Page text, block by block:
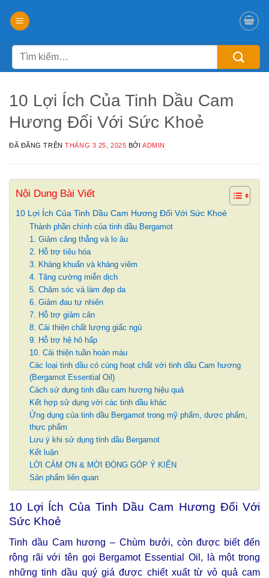
đến
dungTìm
kiếm:
10 Lợi Ích Của Tinh Dầu Cam
Hương Đối Với Sức Khoẻ
ĐÃ ĐĂNG TRÊNTHÁNG 3 25, 2025 BỞIADMIN
Nội Dung Bài Viết
10 Lợi Ích Của Tinh Dầu Cam Hương Đối Với Sức Khoẻ
Thành phần chính của tinh dầu Bergamot
1. Giảm căng thẳng và lo âu
2. Hỗ trợ tiêu hóa
3. Kháng khuẩn và kháng viêm
4. Tăng cường miễn dịch
5. Chăm sóc và làm đẹp da
6. Giảm đau tự nhiên
7. Hỗ trợ giảm cân
8. Cải thiện chất lượng giấc ngủ
9. Hỗ trợ hệ hô hấp
10. Cải thiện tuần hoàn máu
Các loại tinh dầu có cùng hoạt chất với tinh dầu Cam hương
(Bergamot Essential Oil)
Cách sử dụng tinh dầu cam hương hiệu quả
Kết hợp sử dụng với các tinh dầu khác
Ứng dụng của tinh dầu Bergamot trong mỹ phẩm, dược phẩm,
thực phẩm
Lưu ý khi sử dụng tinh dầu Bergamot
Kết luận
LỜI CẢM ƠN & MỜI ĐÓNG GÓP Ý KIẾN
Sản phẩm liên quan
10 Lợi Ích Của Tinh Dầu Cam Hương Đối Với
Sức Khoẻ
Tinh dầu Cam hương – Chùm bưởi, còn được biết đến
rộng rãi với tên gọi Bergamot Essential Oil, là một trong
những tinh dầu quý giá được chiết xuất từ vỏ quả cam